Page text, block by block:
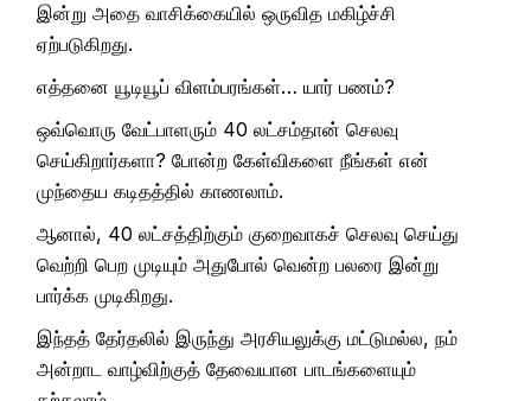
இன்று அதை வாசிக்கையில் ஒருவித மகிழ்ச்சி
ஏற்படுகிறது.
எத்தனை யூடியூப் விளம்பரங்கள்… யார் பணம்?
ஒவ்வொரு வேட்பாளரும் 40 லட்சம்தான் செலவு
செய்கிறார்களா? போன்ற கேள்விகளை நீங்கள் என்
முந்தைய கடிதத்தில் காணலாம்.
ஆனால், 40 லட்சத்திற்கும் குறைவாகச் செலவு செய்து
வெற்றி பெற முடியும் அதுபோல் வென்ற பலரை இன்று
பார்க்க முடிகிறது.
இந்தத் தேர்தலில் இருந்து அரசியலுக்கு மட்டுமல்ல, நம்
அன்றாட வாழ்விற்குத் தேவையான பாடங்களையும்